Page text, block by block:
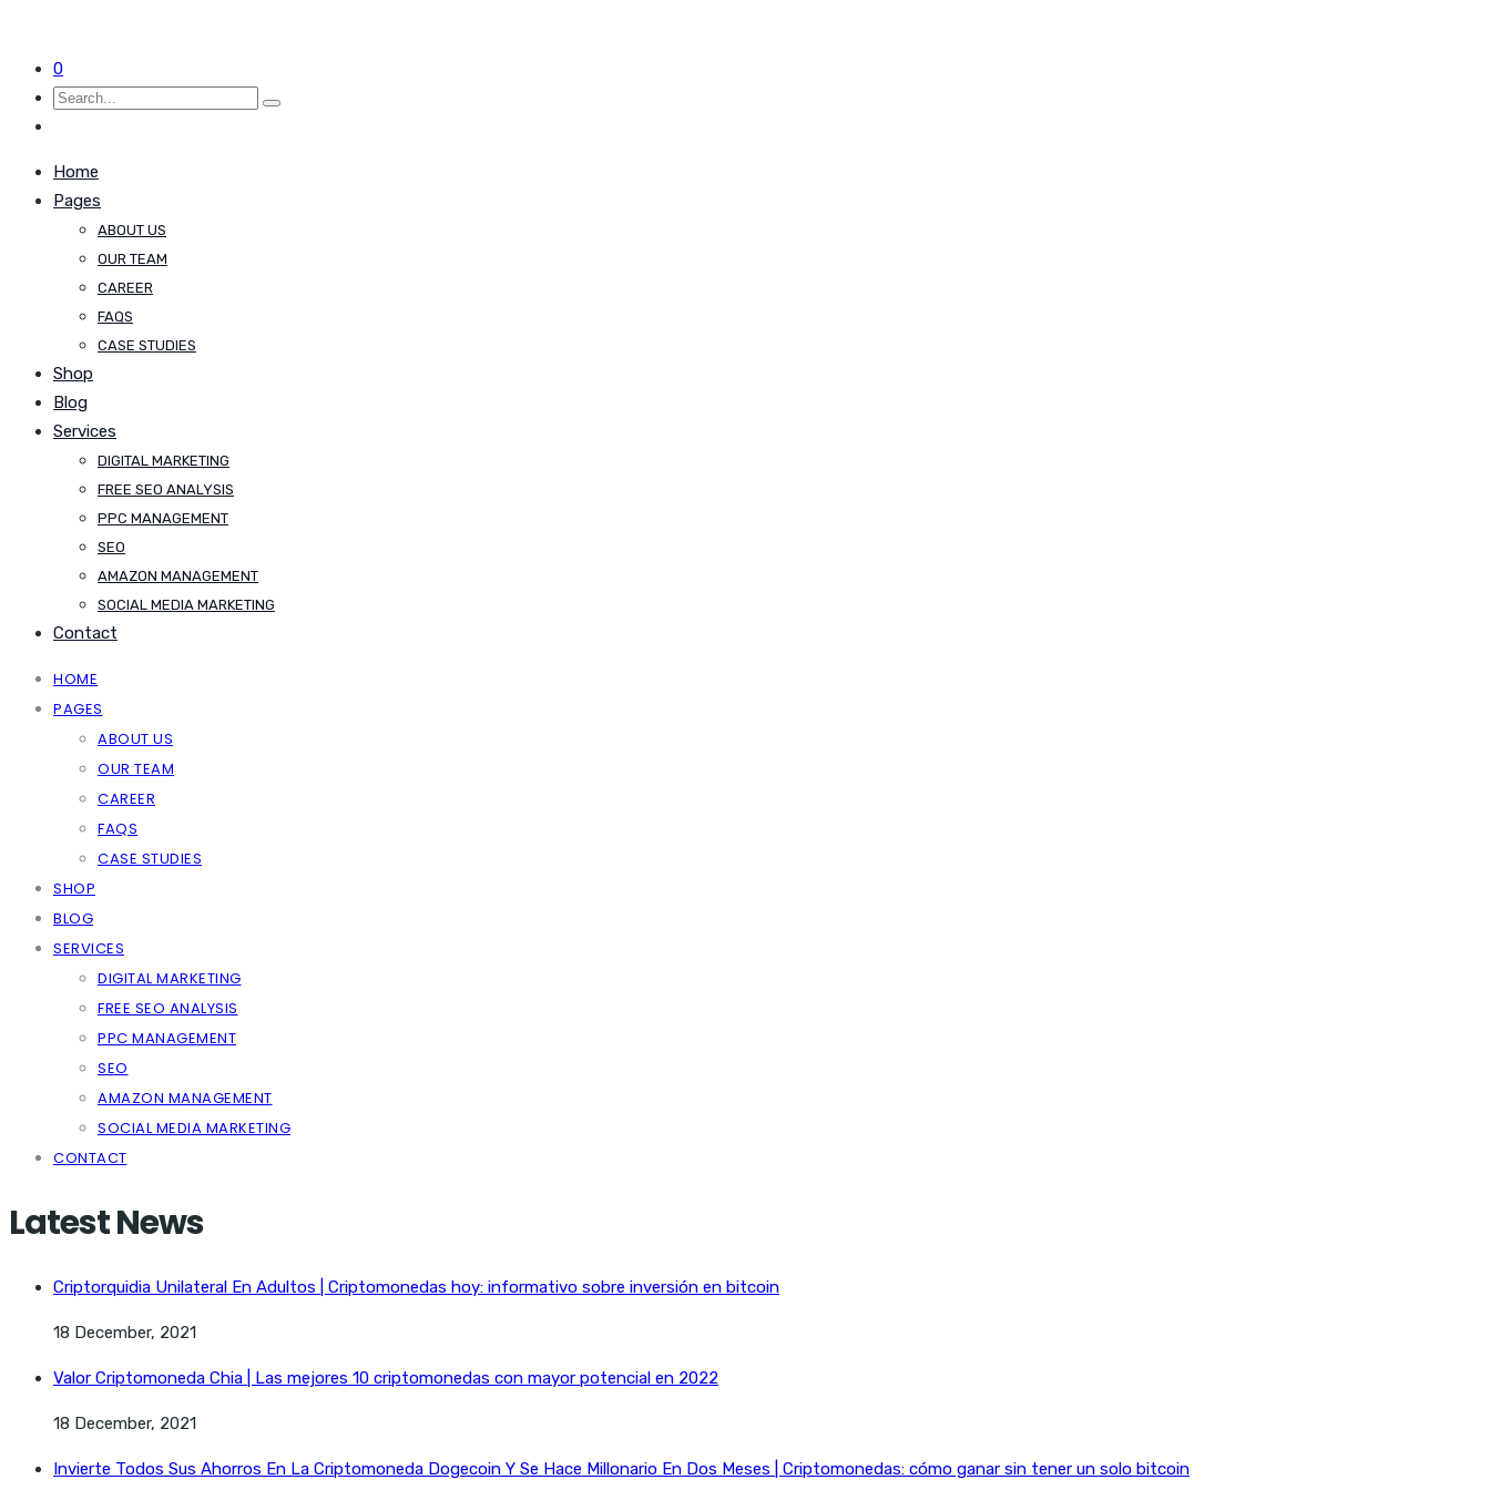
0
Home
Pages
ABOUT US
OUR TEAM
CAREER
FAQS
CASE STUDIES
Shop
Blog
Services
DIGITAL MARKETING
FREE SEO ANALYSIS
PPC MANAGEMENT
SEO
AMAZON MANAGEMENT
SOCIAL MEDIA MARKETING
Contact
HOME
PAGES
ABOUT US
OUR TEAM
CAREER
FAQS
CASE STUDIES
SHOP
BLOG
SERVICES
DIGITAL MARKETING
FREE SEO ANALYSIS
PPC MANAGEMENT
SEO
AMAZON MANAGEMENT
SOCIAL MEDIA MARKETING
CONTACT
Latest News
Criptorquidia Unilateral En Adultos | Criptomonedas hoy: informativo sobre inversión en bitcoin
18 December, 2021
Valor Criptomoneda Chia | Las mejores 10 criptomonedas con mayor potencial en 2022
18 December, 2021
Invierte Todos Sus Ahorros En La Criptomoneda Dogecoin Y Se Hace Millonario En Dos Meses | Criptomonedas: cómo ganar sin tener un solo bitcoin